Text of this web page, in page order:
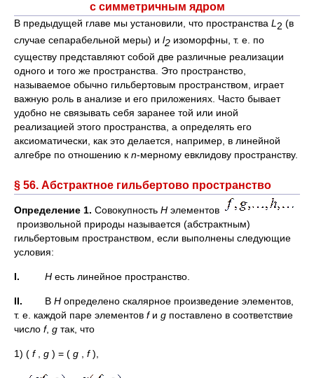
с симметричным ядром
В предыдущей главе мы установили, что пространства L 2 (в
случае сепарабельной меры) и l2 изоморфны, т. е. по
существу представляют собой две различные реализации
одного и того же пространства. Это пространство,
называемое обычно гильбертовым пространством, играет
важную роль в анализе и его приложениях. Часто бывает
удобно не связывать себя заранее той или иной
реализацией этого пространства, а определять его
аксиоматически, как это делается, например, в линейной
алгебре по отношению к n-мерному евклидову пространству.
§ 56. Абстрактное гильбертово пространство
Определение 1. Совокупность Н элементов
произвольной природы называется (абстрактным)
гильбертовым пространством, если выполнены следующие
условия:
I. H есть линейное пространство.
II. В Н определено скалярное произведение элементов,
т. е. каждой паре элементов fи g поставлено в соответствие
число f, g так, что
1) ( f g ) = ( g f),